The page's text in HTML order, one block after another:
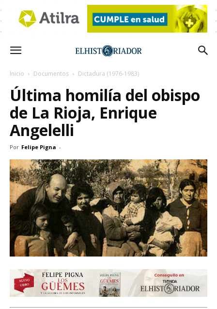
Inicio Documentos Dictadura (1976-1983)
Última homilía del obispo
de La Rioja, Enrique
Angelelli
Por Felipe Pigna -